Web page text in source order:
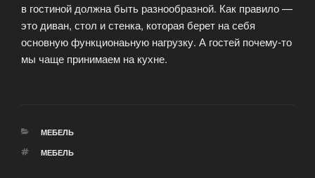
в гостиной должна быть разнообразной. Как правило —
это диван, стол и стенка, которая берет на себя
основную функционаьную нагрузку. А гостей почему-то
мы чаще принимаем на кухне.
РУБРИКИ
МЕБЕЛЬ
МЕТКИ
МЕБЕЛЬ